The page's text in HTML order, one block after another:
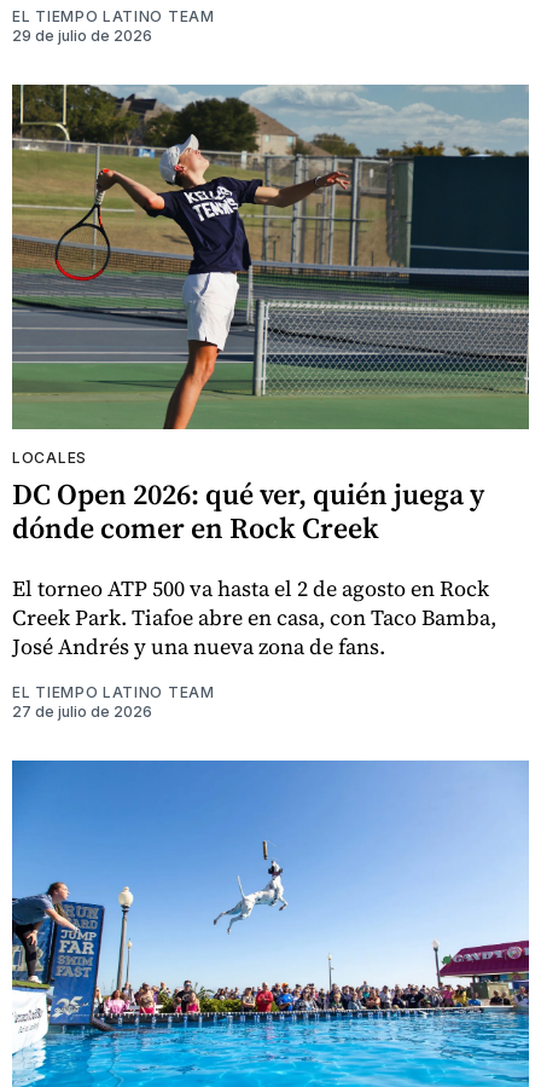
EL TIEMPO LATINO TEAM
29 de julio de 2026
LOCALES
DC Open 2026: qué ver, quién juega y
dónde comer en Rock Creek
El torneo ATP 500 va hasta el 2 de agosto en Rock
Creek Park. Tiafoe abre en casa, con Taco Bamba,
José Andrés y una nueva zona de fans.
EL TIEMPO LATINO TEAM
27 de julio de 2026